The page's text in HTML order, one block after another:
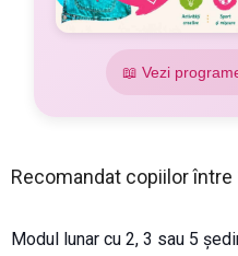
📖 Vezi
Recomandat copiilor între
Modul lunar cu 2, 3 sau 5